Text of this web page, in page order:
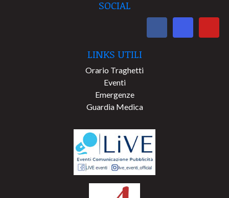
SOCIAL
LINKS UTILI
Orario Traghetti
Eventi
Emergenze
Guardia Medica